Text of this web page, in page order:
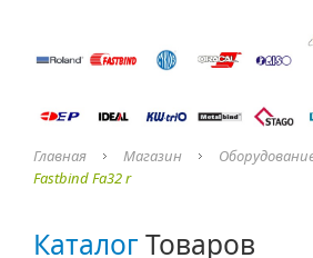
Главная Магазин
Fastbind Fa32 r
КаталогТоваров